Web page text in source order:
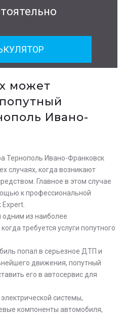
может
Ивано-
Тернополь Ивано-Франковск
случаях, когда возникают
Главное в этом случае
к профессиональной
из наиболее
требуется услуги попутного
попал в серьезное ДТП и
движения, попутный
его в автосервис для
системы,
компоненты автомобиля,